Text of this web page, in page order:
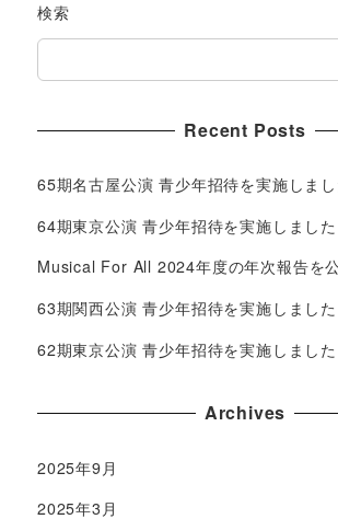
検索
Recent Posts
65期名古屋公演 青少年招待を実施しまし
64期東京公演 青少年招待を実施しました
Musical For All 2024年度の年次報告を公
63期関西公演 青少年招待を実施しました
62期東京公演 青少年招待を実施しました
Archives
2025年9月
2025年3月